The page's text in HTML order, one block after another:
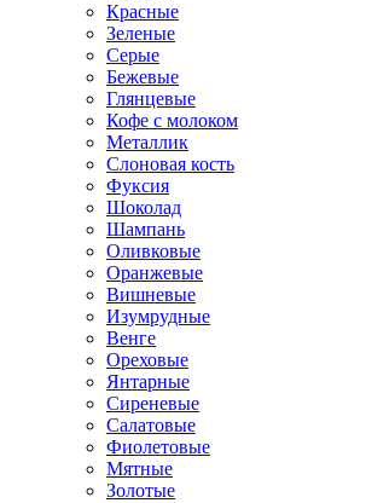
Красные
Зеленые
Серые
Бежевые
Глянцевые
Кофе с молоком
Металлик
Слоновая кость
Фуксия
Шоколад
Шампань
Оливковые
Оранжевые
Вишневые
Изумрудные
Венге
Ореховые
Янтарные
Сиреневые
Салатовые
Фиолетовые
Мятные
Золотые